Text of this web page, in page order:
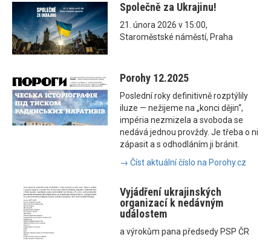
Společně za Ukrajinu!
21. února 2026 v 15:00,
Staroměstské náměstí, Praha
Porohy 12.2025
Poslední roky definitivně rozptýlily
iluze — nežijeme na „konci dějin“,
impéria nezmizela a svoboda se
nedává jednou provždy. Je třeba o ni
zápasit a s odhodláním ji bránit.
→ Číst aktuální číslo na Porohy.cz
Vyjádření ukrajinských
organizací k nedávným
událostem
a výrokům pana předsedy PSP ČR